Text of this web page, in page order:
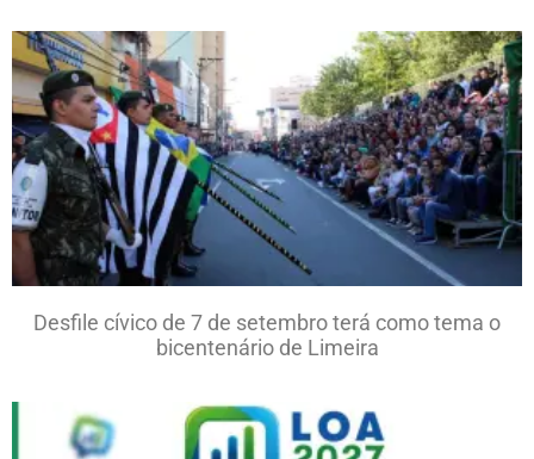
Desfile cívico de 7 de setembro terá como tema o
bicentenário de Limeira